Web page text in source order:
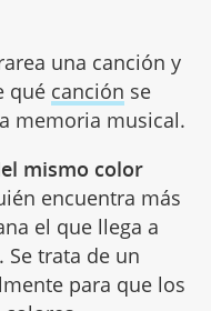
una canción y
qué canción se
memoria musical.
mismo color
encuentra más
el que llega a
Se trata de un
para que los